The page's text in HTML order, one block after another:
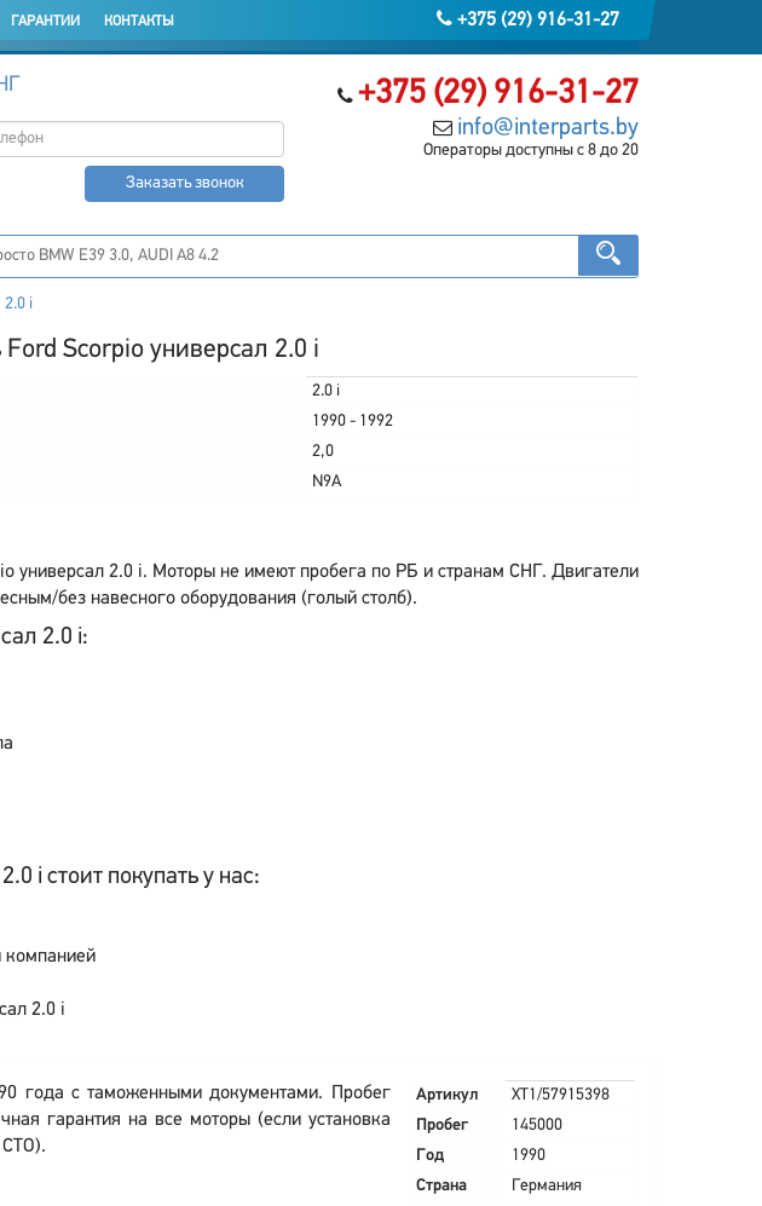
+375 (29) 916-31-27
ГАРАНТИИ КОНТАКТЫ
+375 (29) 916-31-27
info@interparts.by
Операторы доступны с 8 до 20
Заказать звонок
2.0 i
Scorpio универсал 2.0 i
2.0 i
1990 - 1992
2,0
N9A
универсал 2.0 i. Моторы не имеют пробега по РБ и странам СНГ. Двигатели
без навесного оборудования (голый столб).
2.0 i:
i стоит покупать у нас:
компанией
2.0 i
года с таможенными документами. Пробег
гарантия на все моторы (если установка
СТО).
Артикул
XT1/57915398
Пробег
145000
Год
1990
Страна
Германия